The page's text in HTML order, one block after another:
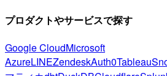
プロダクトやサービスで探す
Google CloudMicrosoft
AzureLINEZendeskAuth0Tableau